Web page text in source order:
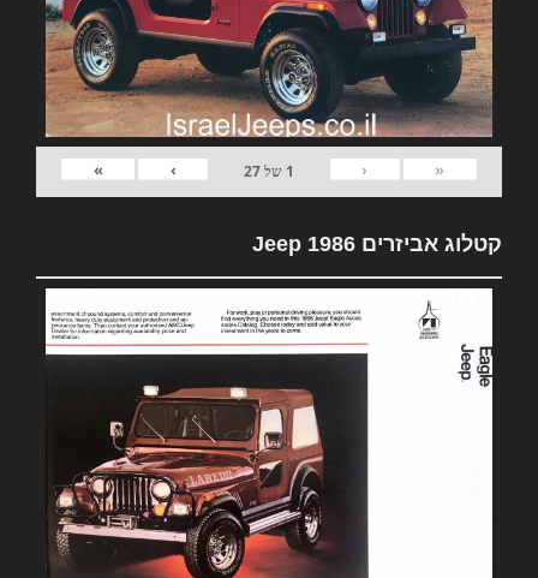
«
‹
1 של27
›
»
קטלוג אביזרים Jeep 1986